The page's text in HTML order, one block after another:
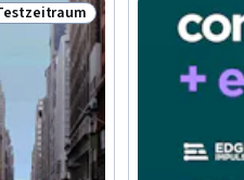
Testzeitraum